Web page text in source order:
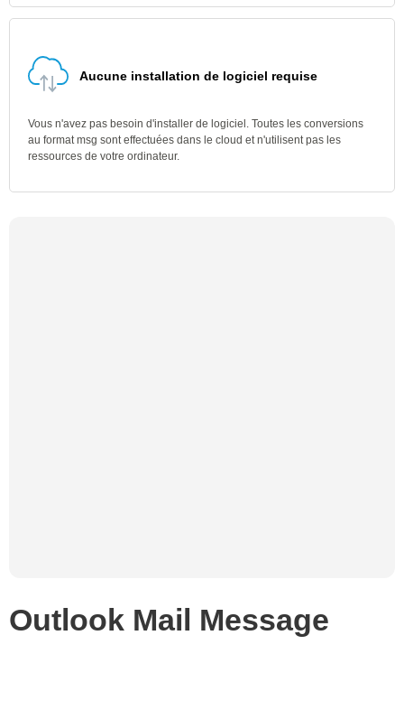
Aucune installation de logiciel requise
Vous n'avez pas besoin d'installer de logiciel. Toutes les conversions
au format msg sont effectuées dans le cloud et n'utilisent pas les
ressources de votre ordinateur.
Outlook Mail Message